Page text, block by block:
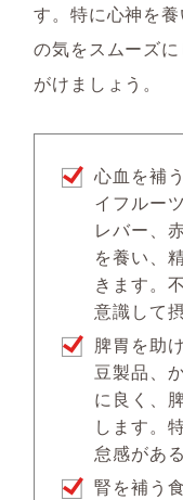
す。特に心神を
の気をスムーズ
がけましょう。
心血を補
イフルー
レバー、
を養い、
きます。
意識して
脾胃を助
豆製品、
に良く、
します。
怠感があ
腎を補う